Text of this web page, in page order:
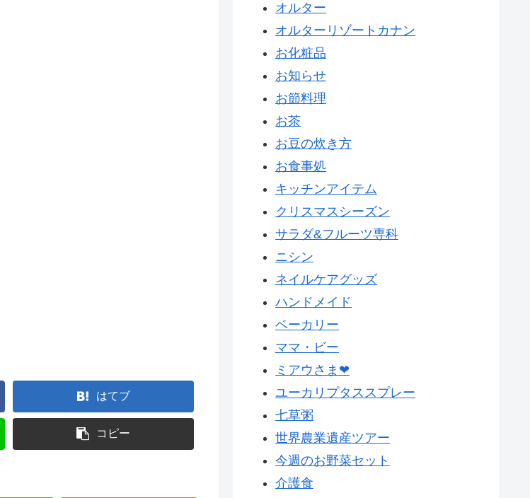
はてブ
コピー
オルター
オルターリゾートカナン
お化粧品
お知らせ
お節料理
お茶
お豆の炊き方
お食事処
キッチンアイテム
クリスマスシーズン
サラダ&フルーツ専科
ニシン
ネイルケアグッズ
ハンドメイド
ベーカリー
ママ・ビー
ミアウさま❤
ユーカリプタススプレー
七草粥
世界農業遺産ツアー
今週のお野菜セット
介護食